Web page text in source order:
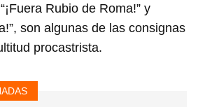
Rubio de Roma!” y
son algunas de las consignas
procastrista.